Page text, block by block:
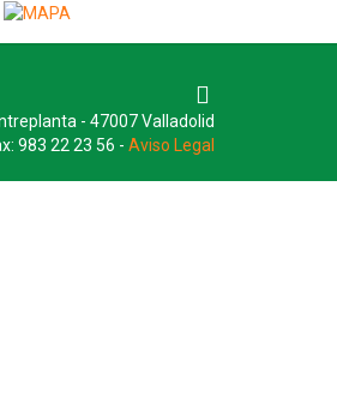
- 47007 Valladolid
983 22 23 56 - Aviso Legal